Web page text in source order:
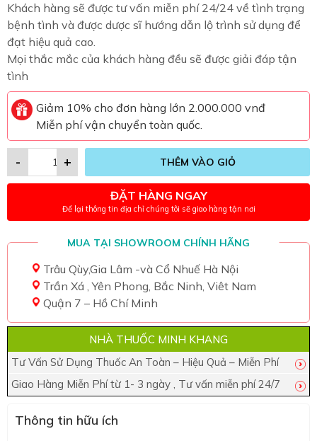
Khách hàng sẽ được tư vấn miễn phí 24/24 về tình trạng
bệnh tình và được dược sĩ hướng dẫn lộ trình sử dụng để
đạt hiệu quả cao.
Mọi thắc mắc của khách hàng đều sẽ được giải đáp tận
tình
Giảm 10% cho đơn hàng lớn 2.000.000 vnđ
Miễn phí vận chuyển toàn quốc.
+
- THÊM VÀO GIỎ
ĐẶT HÀNG NGAY
Để lại thông tin địa chỉ chúng tôi sẽ giao hàng tận nơi
MUA TẠI SHOWROOM CHÍNH HÃNG
Trâu Qùy,Gia Lâm -và Cổ Nhuế Hà Nội
Trần Xá , Yên Phong, Bắc Ninh, Viêt Nam
Quận 7 – Hồ Chí Minh
NHÀ THUỐC MINH KHANG
Tư Vấn Sử Dụng Thuốc An Toàn – Hiệu Quả – Miễn Phí
Giao Hàng Miễn Phí từ 1- 3 ngày , Tư vấn miễn phí 24/7
Thông tin hữu ích